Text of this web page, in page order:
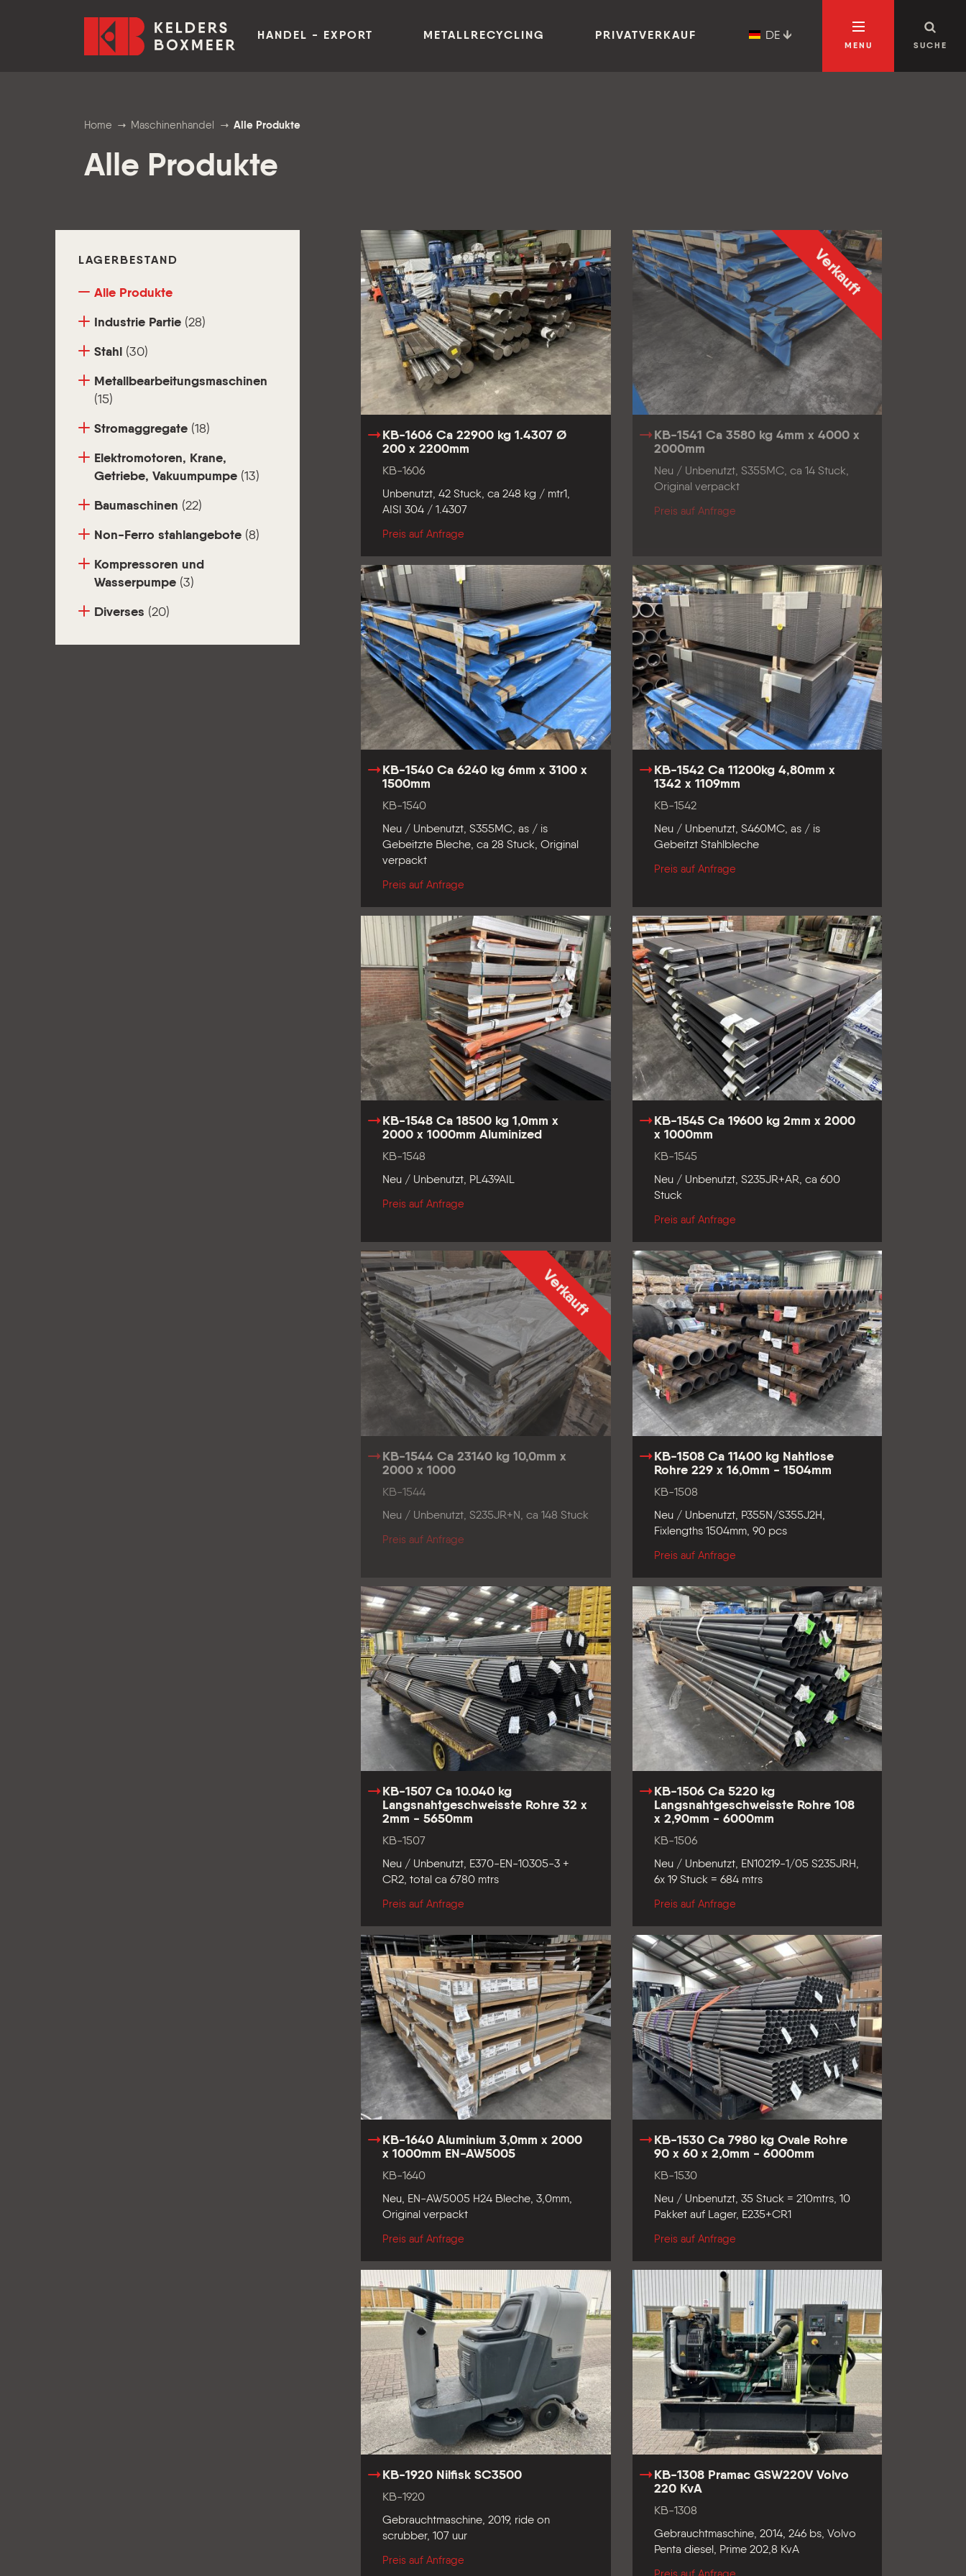
Kelders Boxmeer
HANDEL - EXPORT
METALLRECYCLING PRIVATVERKAUF DE
MENU SUCHE
Home Maschinenhandel Alle Produkte
Alle Produkte
LAGERBESTAND
Alle Produkte
Industrie Partie (28)
Stahl (30)
Metallbearbeitungsmaschinen
(15)
Stromaggregate (18)
Elektromotoren, Krane,
Getriebe, Vakuumpumpe (13)
Baumaschinen (22)
Non-Ferro stahlangebote (8)
Kompressoren und
Wasserpumpe (3)
Diverses (20)
KB-1606 Ca 22900 kg 1.4307 Ø
200 x 2200mm
KB-1606
Unbenutzt, 42 Stuck, ca 248 kg / mtr1,
AISI 304 / 1.4307
Preis auf Anfrage
Verkauft
KB-1541 Ca 3580 kg 4mm x 4000 x
2000mm
Neu / Unbenutzt, S355MC, ca 14 Stuck,
Original verpackt
Preis auf Anfrage
KB-1540 Ca 6240 kg 6mm x 3100 x
1500mm
KB-1540
Neu / Unbenutzt, S355MC, as / is
Gebeitzte Bleche, ca 28 Stuck, Original
verpackt
Preis auf Anfrage
KB-1542 Ca 11200kg 4,80mm x
1342 x 1109mm
KB-1542
Neu / Unbenutzt, S460MC, as / is
Gebeitzt Stahlbleche
Preis auf Anfrage
KB-1548 Ca 18500 kg 1,0mm x
2000 x 1000mm Aluminized
KB-1548
Neu / Unbenutzt, PL439AIL
Preis auf Anfrage
KB-1545 Ca 19600 kg 2mm x 2000
x 1000mm
KB-1545
Neu / Unbenutzt, S235JR+AR, ca 600
Stuck
Preis auf Anfrage
Verkauft
KB-1544 Ca 23140 kg 10,0mm x
2000 x 1000
KB-1544
Neu / Unbenutzt, S235JR+N, ca 148 Stuck
Preis auf Anfrage
KB-1508 Ca 11400 kg Nahtlose
Rohre 229 x 16,0mm - 1504mm
KB-1508
Neu / Unbenutzt, P355N/S355J2H,
Fixlengths 1504mm, 90 pcs
Preis auf Anfrage
KB-1507 Ca 10.040 kg
Langsnahtgeschweisste Rohre 32 x
2mm - 5650mm
KB-1507
Neu / Unbenutzt, E370-EN-10305-3 +
CR2, total ca 6780 mtrs
Preis auf Anfrage
KB-1506 Ca 5220 kg
Langsnahtgeschweisste Rohre 108
x 2,90mm - 6000mm
KB-1506
Neu / Unbenutzt, EN10219-1/05 S235JRH,
6x 19 Stuck = 684 mtrs
Preis auf Anfrage
KB-1640 Aluminium 3,0mm x 2000
x 1000mm EN-AW5005
KB-1640
Neu, EN-AW5005 H24 Bleche, 3,0mm,
Original verpackt
Preis auf Anfrage
KB-1530 Ca 7980 kg Ovale Rohre
90 x 60 x 2,0mm - 6000mm
KB-1530
Neu / Unbenutzt, 35 Stuck = 210mtrs, 10
Pakket auf Lager, E235+CR1
Preis auf Anfrage
KB-1920 Nilfisk SC3500
KB-1920
Gebrauchtmaschine, 2019, ride on
scrubber, 107 uur
Preis auf Anfrage
KB-1308 Pramac GSW220V Volvo
220 KvA
KB-1308
Gebrauchtmaschine, 2014, 246 bs, Volvo
Penta diesel, Prime 202,8 KvA